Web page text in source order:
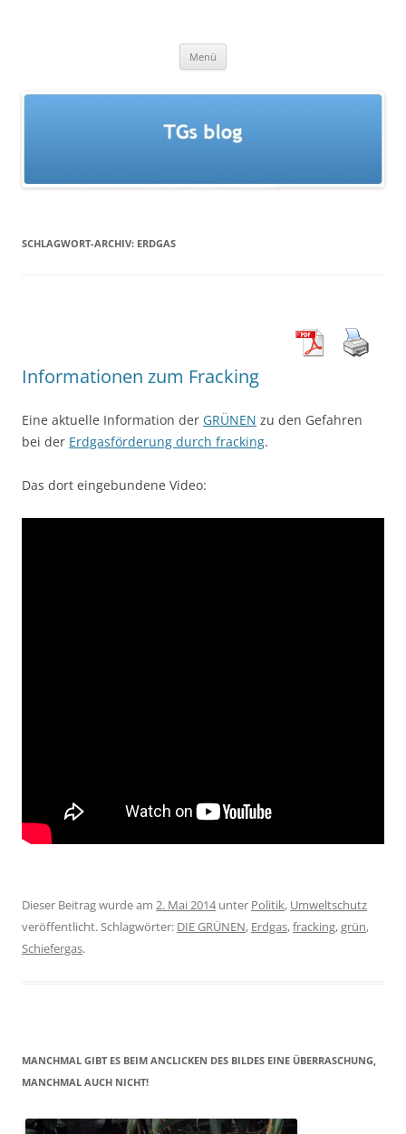
Menü
SCHLAGWORT-ARCHIV: ERDGAS
Informationen zum Fracking
Eine aktuelle Information der GRÜNEN zu den Gefahren
bei der Erdgasförderung durch fracking.
Das dort eingebundene Video:
Dieser Beitrag wurde am 2. Mai 2014unter Politik, Umweltschutz
veröffentlicht. Schlagwörter: DIE GRÜNEN, Erdgas,fracking,grün,
Schiefergas.
MANCHMAL GIBT ES BEIM ANCLICKEN DES BILDES EINE ÜBERRASCHUNG,
MANCHMAL AUCH NICHT!